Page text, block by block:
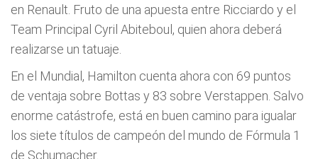
en Renault. Fruto de una apuesta entre Ricciardo y el
Team Principal Cyril Abiteboul, quien ahora deberá
realizarse un tatuaje.
En el Mundial, Hamilton cuenta ahora con 69 puntos
de ventaja sobre Bottas y 83 sobre Verstappen. Salvo
enorme catástrofe, está en buen camino para igualar
los siete títulos de campeón del mundo de Fórmula 1
de Schumacher.